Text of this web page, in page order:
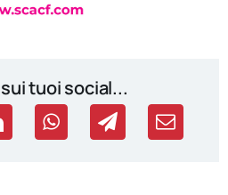
tuoi social...